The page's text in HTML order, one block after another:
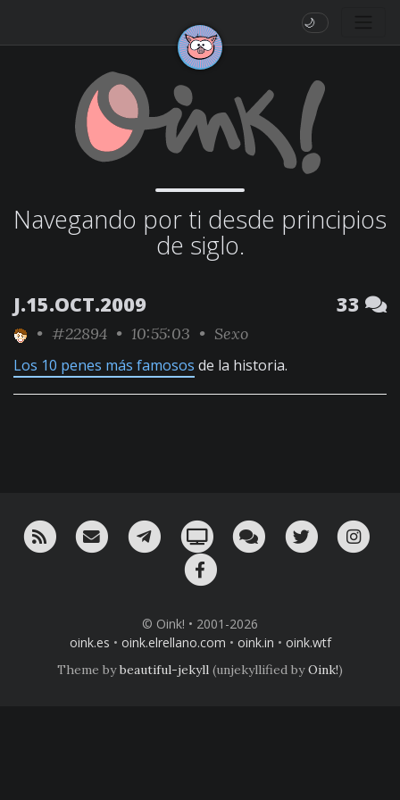
🌙
Navegando por ti desde principios
de siglo.
J.15.OCT.2009 33
• #22894 • 10:55:03 • Sexo
Los 10 penes más famosos de la historia.
RSS ¡Mándame un email!¡Nuestro canal en Telegram!
Oink! TV Charla con nosotros
Twitter
© Oink! • 2001-2026
oink.es • oink.elrellano.com • oink.in • oink.wtf
Theme bybeautiful-jekyll (unjekyllified byOink!)